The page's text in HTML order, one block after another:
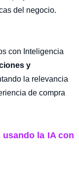
del negocio.
con Inteligencia
y
la relevancia
de compra
la IA con